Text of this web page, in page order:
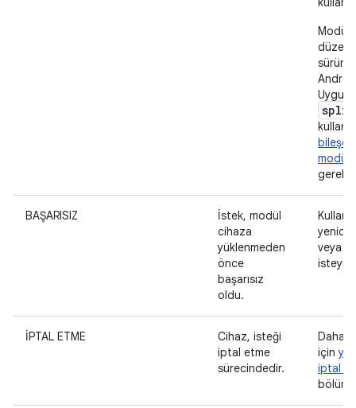
Modül,
düzeyi
gerekir.
BAŞARISIZ
İstek, modül
cihaza
yüklenmeden
önce
başarısız
oldu.
veya
isteyin.
İPTAL ETME
Cihaz, isteği
iptal etme
sürecindedir.
Daha
için
iptal